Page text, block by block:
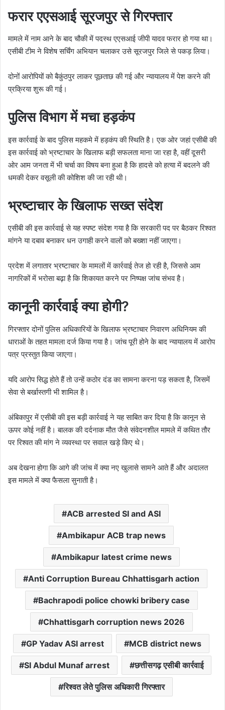
फरार एएसआई सूरजपुर से गिरफ्तार
मामले में नाम आने के बाद चौकी में पदस्थ एएसआई जीपी यादव फरार हो गया था।
एसीबी टीम ने विशेष सर्चिंग अभियान चलाकर उसे सूरजपुर जिले से पकड़ लिया।
दोनों आरोपियों को बैकुंठपुर लाकर पूछताछ की गई और न्यायालय में पेश करने की
प्रक्रिया शुरू की गई।
पुलिस विभाग में मचा हड़कंप
इस कार्रवाई के बाद पुलिस महकमे में हड़कंप की स्थिति है। एक ओर जहां एसीबी की
इस कार्रवाई को भ्रष्टाचार के खिलाफ बड़ी सफलता माना जा रहा है, वहीं दूसरी
ओर आम जनता में भी चर्चा का विषय बना हुआ है कि हादसे को हत्या में बदलने की
धमकी देकर वसूली की कोशिश की जा रही थी।
भ्रष्टाचार के खिलाफ सख्त संदेश
एसीबी की इस कार्रवाई से यह स्पष्ट संदेश गया है कि सरकारी पद पर बैठकर रिश्वत
मांगने या दबाव बनाकर धन उगाही करने वालों को बख्शा नहीं जाएगा।
प्रदेश में लगातार भ्रष्टाचार के मामलों में कार्रवाई तेज हो रही है, जिससे आम
नागरिकों में भरोसा बढ़ा है कि शिकायत करने पर निष्पक्ष जांच संभव है।
कानूनी कार्रवाई क्या होगी?
गिरफ्तार दोनों पुलिस अधिकारियों के खिलाफ भ्रष्टाचार निवारण अधिनियम की
धाराओं के तहत मामला दर्ज किया गया है। जांच पूरी होने के बाद न्यायालय में आरोप
पत्र प्रस्तुत किया जाएगा।
यदि आरोप सिद्ध होते हैं तो उन्हें कठोर दंड का सामना करना पड़ सकता है, जिसमें
सेवा से बर्खास्तगी भी शामिल है।
अंबिकापुर में एसीबी की इस बड़ी कार्रवाई ने यह साबित कर दिया है कि कानून से
ऊपर कोई नहीं है। बालक की दर्दनाक मौत जैसे संवेदनशील मामले में कथित तौर
पर रिश्वत की मांग ने व्यवस्था पर सवाल खड़े किए थे।
अब देखना होगा कि आगे की जांच में क्या नए खुलासे सामने आते हैं और अदालत
इस मामले में क्या फैसला सुनाती है।
ACB arrested SI and ASI
Ambikapur ACB trap news
Ambikapur latest crime news
Anti Corruption Bureau Chhattisgarh action
Bachrapodi police chowki bribery case
Chhattisgarh corruption news 2026
GP Yadav ASI arrest MCB district news
SI Abdul Munaf arrest छत्तीसगढ़ एसीबी कार्रवाई
रिश्वत लेते पुलिस अधिकारी गिरफ्तार